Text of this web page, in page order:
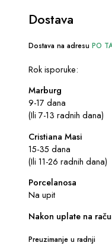
Dostava
Dostava na adresu PO
Rok isporuke:
Marburg
9-17 dana
(Ili 7-13 radnih dana)
Cristiana Masi
15-35 dana
(Ili 11-26 radnih dana)
Porcelanosa
Na upit
Nakon uplate na
Preuzimanje u radnji